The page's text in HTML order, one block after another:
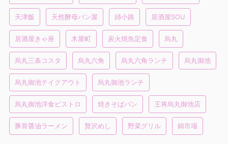
天津飯 天然酵母パン屋 姉小路 居酒屋SOU
居酒屋きゃ座 木屋町 炭火焼魚定食 烏丸
烏丸三条コスタ 烏丸六角 烏丸六角ランチ 烏丸御池
烏丸御池テイクアウト 烏丸御池ランチ
烏丸御池洋食ビストロ 焼きそばパン 王将烏丸御池店
豚骨醤油ラーメン 贅沢めし 野菜グリル 錦市場